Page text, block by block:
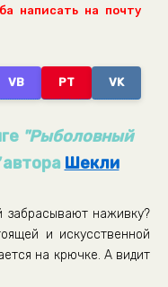
написать на почту
VB PT VK
"Рыболовный
Шекли
забрасывают наживку?
и искусственной
на крючке. А видит